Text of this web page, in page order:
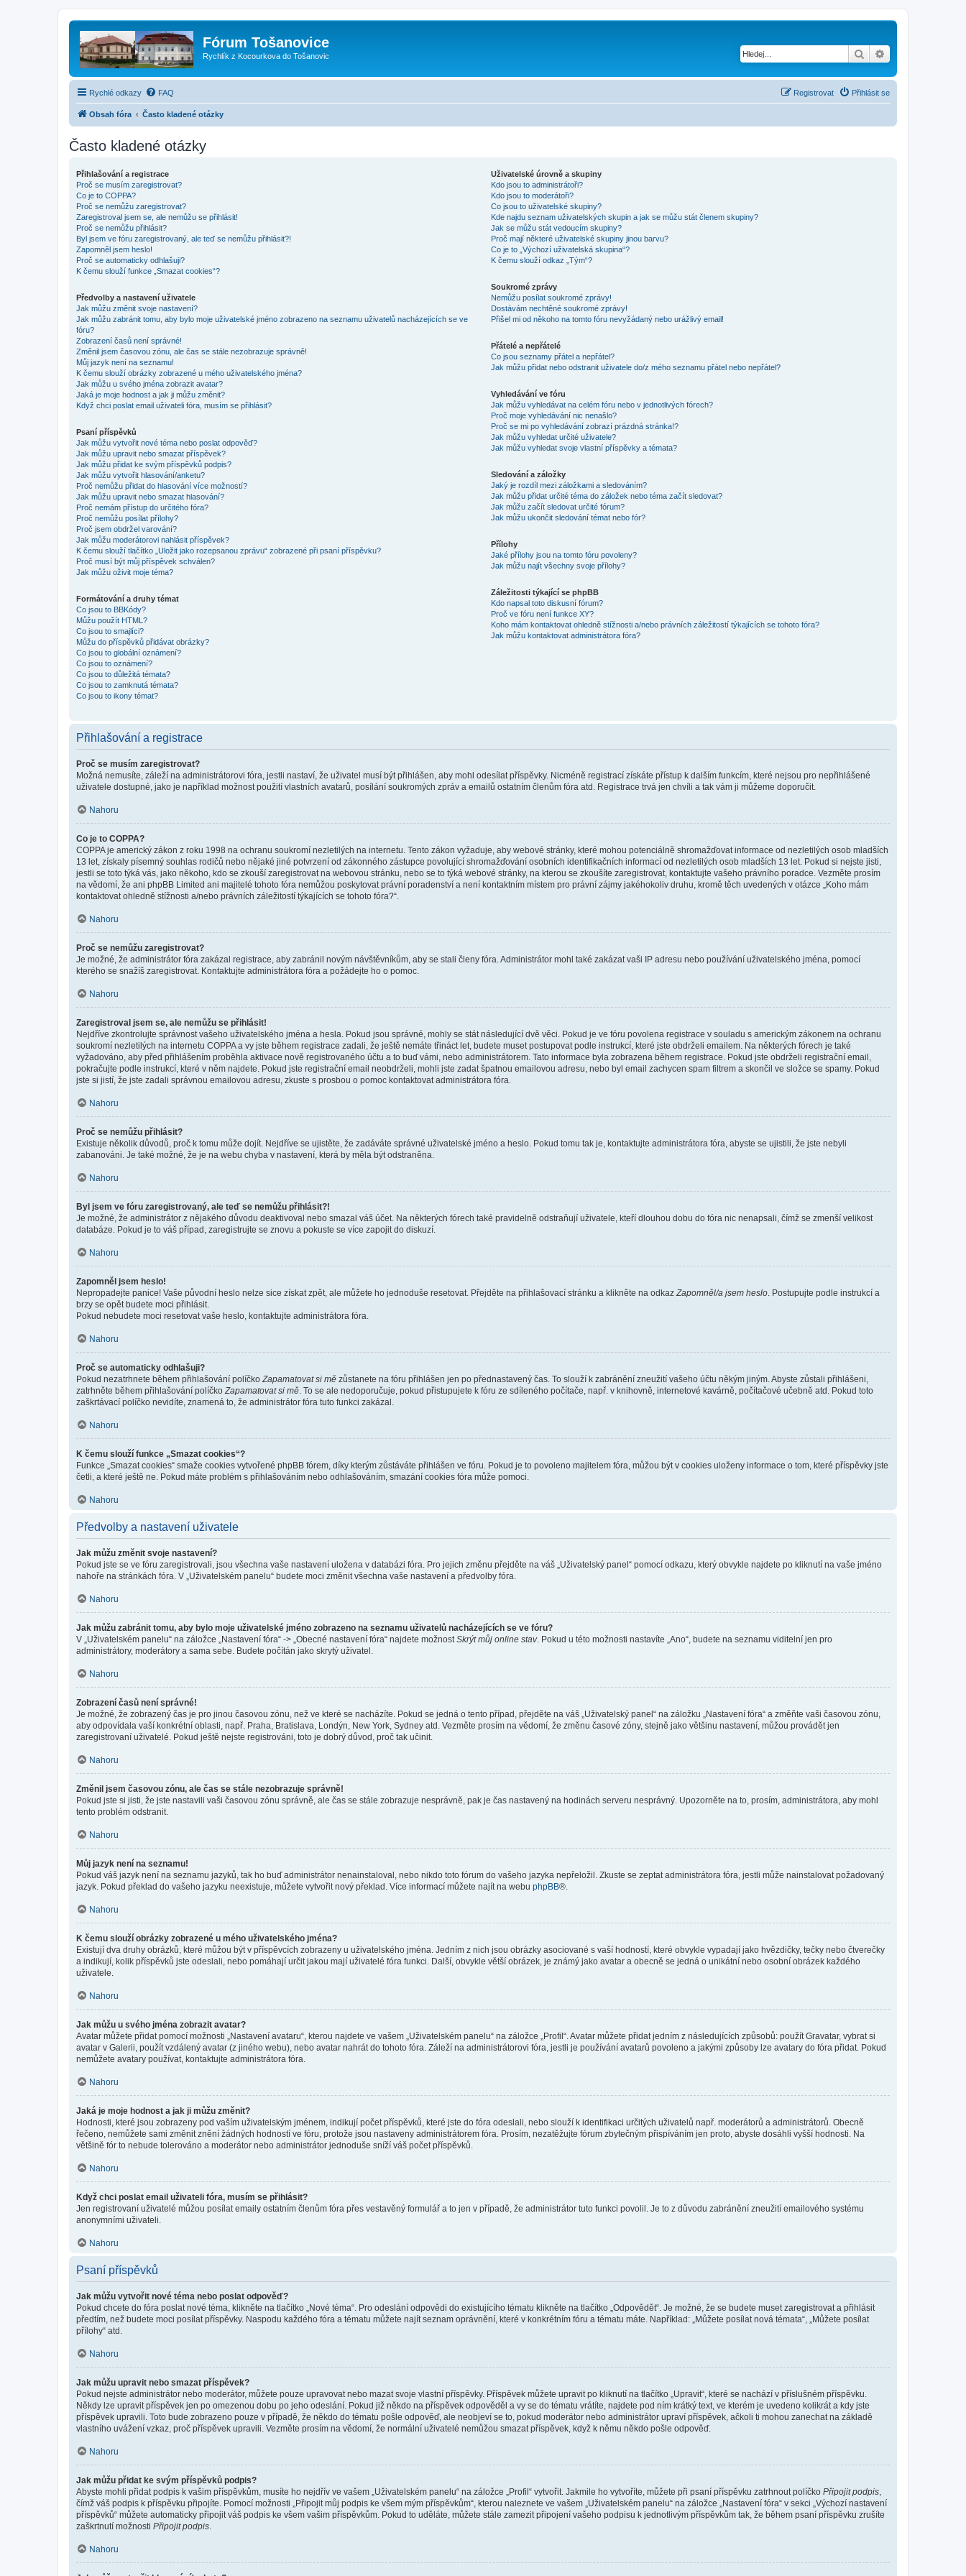
Fórum Tošanovice
Rychlík z Kocourkova do Tošanovic Hledat
Rychlé odkazy FAQ Přihlásit se
Registrovat
Obsah fóra Často kladené otázky
Často kladené otázky
Přihlašování a registrace
Proč se musím zaregistrovat?
Co je to COPPA?
Proč se nemůžu zaregistrovat?
Zaregistroval jsem se, ale nemůžu se přihlásit!
Proč se nemůžu přihlásit?
Byl jsem ve fóru zaregistrovaný, ale teď se nemůžu přihlásit?!
Zapomněl jsem heslo!
Proč se automaticky odhlašuji?
K čemu slouží funkce „Smazat cookies“?
Předvolby a nastavení uživatele
Jak můžu změnit svoje nastavení?
Jak můžu zabránit tomu, aby bylo moje uživatelské jméno zobrazeno na seznamu uživatelů nacházejících se ve
fóru?
Zobrazení časů není správné!
Změnil jsem časovou zónu, ale čas se stále nezobrazuje správně!
Můj jazyk není na seznamu!
K čemu slouží obrázky zobrazené u mého uživatelského jména?
Jak můžu u svého jména zobrazit avatar?
Jaká je moje hodnost a jak ji můžu změnit?
Když chci poslat email uživateli fóra, musím se přihlásit?
Psaní příspěvků
Jak můžu vytvořit nové téma nebo poslat odpověď?
Jak můžu upravit nebo smazat příspěvek?
Jak můžu přidat ke svým příspěvků podpis?
Jak můžu vytvořit hlasování/anketu?
Proč nemůžu přidat do hlasování více možností?
Jak můžu upravit nebo smazat hlasování?
Proč nemám přístup do určitého fóra?
Proč nemůžu posílat přílohy?
Proč jsem obdržel varování?
Jak můžu moderátorovi nahlásit příspěvek?
K čemu slouží tlačítko „Uložit jako rozepsanou zprávu“ zobrazené při psaní příspěvku?
Proč musí být můj příspěvek schválen?
Jak můžu oživit moje téma?
Formátování a druhy témat
Co jsou to BBKódy?
Můžu použít HTML?
Co jsou to smajlíci?
Můžu do příspěvků přidávat obrázky?
Co jsou to globální oznámení?
Co jsou to oznámení?
Co jsou to důležitá témata?
Co jsou to zamknutá témata?
Co jsou to ikony témat?
Uživatelské úrovně a skupiny
Kdo jsou to administrátoři?
Kdo jsou to moderátoři?
Co jsou to uživatelské skupiny?
Kde najdu seznam uživatelských skupin a jak se můžu stát členem skupiny?
Jak se můžu stát vedoucím skupiny?
Proč mají některé uživatelské skupiny jinou barvu?
Co je to „Výchozí uživatelská skupina“?
K čemu slouží odkaz „Tým“?
Soukromé zprávy
Nemůžu posílat soukromé zprávy!
Dostávám nechtěné soukromé zprávy!
Přišel mi od někoho na tomto fóru nevyžádaný nebo urážlivý email!
Přátelé a nepřátelé
Co jsou seznamy přátel a nepřátel?
Jak můžu přidat nebo odstranit uživatele do/z mého seznamu přátel nebo nepřátel?
Vyhledávání ve fóru
Jak můžu vyhledávat na celém fóru nebo v jednotlivých fórech?
Proč moje vyhledávání nic nenašlo?
Proč se mi po vyhledávání zobrazí prázdná stránka!?
Jak můžu vyhledat určité uživatele?
Jak můžu vyhledat svoje vlastní příspěvky a témata?
Sledování a záložky
Jaký je rozdíl mezi záložkami a sledováním?
Jak můžu přidat určité téma do záložek nebo téma začít sledovat?
Jak můžu začít sledovat určité fórum?
Jak můžu ukončit sledování témat nebo fór?
Přílohy
Jaké přílohy jsou na tomto fóru povoleny?
Jak můžu najít všechny svoje přílohy?
Záležitosti týkající se phpBB
Kdo napsal toto diskusní fórum?
Proč ve fóru není funkce XY?
Koho mám kontaktovat ohledně stížnosti a/nebo právních záležitostí týkajících se tohoto fóra?
Jak můžu kontaktovat administrátora fóra?
Přihlašování a registrace
Proč se musím zaregistrovat?
Možná nemusíte, záleží na administrátorovi fóra, jestli nastaví, že uživatel musí být přihlášen, aby mohl odesílat příspěvky. Nicméně registrací získáte přístup k dalším funkcím, které nejsou pro nepřihlášené
uživatele dostupné, jako je například možnost použití vlastních avatarů, posílání soukromých zpráv a emailů ostatním členům fóra atd. Registrace trvá jen chvíli a tak vám ji můžeme doporučit.
Nahoru
Co je to COPPA?
COPPA je americký zákon z roku 1998 na ochranu soukromí nezletilých na internetu. Tento zákon vyžaduje, aby webové stránky, které mohou potenciálně shromažďovat informace od nezletilých osob mladších
13 let, získaly písemný souhlas rodičů nebo nějaké jiné potvrzení od zákonného zástupce povolující shromažďování osobních identifikačních informací od nezletilých osob mladších 13 let. Pokud si nejste jisti,
jestli se toto týká vás, jako někoho, kdo se zkouší zaregistrovat na webovou stránku, nebo se to týká webové stránky, na kterou se zkoušíte zaregistrovat, kontaktujte vašeho právního poradce. Vezměte prosím
na vědomí, že ani phpBB Limited ani majitelé tohoto fóra nemůžou poskytovat právní poradenství a není kontaktním místem pro právní zájmy jakéhokoliv druhu, kromě těch uvedených v otázce „Koho mám
kontaktovat ohledně stížnosti a/nebo právních záležitostí týkajících se tohoto fóra?“.
Nahoru
Proč se nemůžu zaregistrovat?
Je možné, že administrátor fóra zakázal registrace, aby zabránil novým návštěvníkům, aby se stali členy fóra. Administrátor mohl také zakázat vaši IP adresu nebo používání uživatelského jména, pomocí
kterého se snažíš zaregistrovat. Kontaktujte administrátora fóra a požádejte ho o pomoc.
Nahoru
Zaregistroval jsem se, ale nemůžu se přihlásit!
Nejdříve zkontrolujte správnost vašeho uživatelského jména a hesla. Pokud jsou správné, mohly se stát následující dvě věci. Pokud je ve fóru povolena registrace v souladu s americkým zákonem na ochranu
soukromí nezletilých na internetu COPPA a vy jste během registrace zadali, že ještě nemáte třináct let, budete muset postupovat podle instrukcí, které jste obdrželi emailem. Na některých fórech je také
vyžadováno, aby před přihlášením proběhla aktivace nově registrovaného účtu a to buď vámi, nebo administrátorem. Tato informace byla zobrazena během registrace. Pokud jste obdrželi registrační email,
pokračujte podle instrukcí, které v něm najdete. Pokud jste registrační email neobdrželi, mohli jste zadat špatnou emailovou adresu, nebo byl email zachycen spam filtrem a skončil ve složce se spamy. Pokud
jste si jistí, že jste zadali správnou emailovou adresu, zkuste s prosbou o pomoc kontaktovat administrátora fóra.
Nahoru
Proč se nemůžu přihlásit?
Existuje několik důvodů, proč k tomu může dojít. Nejdříve se ujistěte, že zadáváte správné uživatelské jméno a heslo. Pokud tomu tak je, kontaktujte administrátora fóra, abyste se ujistili, že jste nebyli
zabanováni. Je také možné, že je na webu chyba v nastavení, která by měla být odstraněna.
Nahoru
Byl jsem ve fóru zaregistrovaný, ale teď se nemůžu přihlásit?!
Je možné, že administrátor z nějakého důvodu deaktivoval nebo smazal váš účet. Na některých fórech také pravidelně odstraňují uživatele, kteří dlouhou dobu do fóra nic nenapsali, čímž se zmenší velikost
databáze. Pokud je to váš případ, zaregistrujte se znovu a pokuste se více zapojit do diskuzí.
Nahoru
Zapomněl jsem heslo!
Nepropadejte panice! Vaše původní heslo nelze sice získat zpět, ale můžete ho jednoduše resetovat. Přejděte na přihlašovací stránku a klikněte na odkaz Zapomněl/a jsem heslo . Postupujte podle instrukcí a
brzy se opět budete moci přihlásit.
Pokud nebudete moci resetovat vaše heslo, kontaktujte administrátora fóra.
Nahoru
Proč se automaticky odhlašuji?
Pokud nezatrhnete během přihlašování políčko Zapamatovat si mě zůstanete na fóru přihlášen jen po přednastavený čas. To slouží k zabránění zneužití vašeho účtu někým jiným. Abyste zůstali přihlášeni,
zatrhněte během přihlašování políčko Zapamatovat si mě . To se ale nedoporučuje, pokud přistupujete k fóru ze sdíleného počítače, např. v knihovně, internetové kavárně, počítačové učebně atd. Pokud toto
zaškrtávací políčko nevidíte, znamená to, že administrátor fóra tuto funkci zakázal.
Nahoru
K čemu slouží funkce „Smazat cookies“?
Funkce „Smazat cookies“ smaže cookies vytvořené phpBB fórem, díky kterým zůstáváte přihlášen ve fóru. Pokud je to povoleno majitelem fóra, můžou být v cookies uloženy informace o tom, které příspěvky jste
četli, a které ještě ne. Pokud máte problém s přihlašováním nebo odhlašováním, smazání cookies fóra může pomoci.
Nahoru
Předvolby a nastavení uživatele
Jak můžu změnit svoje nastavení?
Pokud jste se ve fóru zaregistrovali, jsou všechna vaše nastavení uložena v databázi fóra. Pro jejich změnu přejděte na váš „Uživatelský panel“ pomocí odkazu, který obvykle najdete po kliknutí na vaše jméno
nahoře na stránkách fóra. V „Uživatelském panelu“ budete moci změnit všechna vaše nastavení a předvolby fóra.
Nahoru
Jak můžu zabránit tomu, aby bylo moje uživatelské jméno zobrazeno na seznamu uživatelů nacházejících se ve fóru?
V „Uživatelském panelu“ na záložce „Nastavení fóra“ -> „Obecné nastavení fóra“ najdete možnost Skrýt můj online stav. Pokud u této možnosti nastavíte „Ano“, budete na seznamu viditelní jen pro
administrátory, moderátory a sama sebe. Budete počítán jako skrytý uživatel.
Nahoru
Zobrazení časů není správné!
Je možné, že zobrazený čas je pro jinou časovou zónu, než ve které se nacházíte. Pokud se jedná o tento případ, přejděte na váš „Uživatelský panel“ na záložku „Nastavení fóra“ a změňte vaši časovou zónu,
aby odpovídala vaší konkrétní oblasti, např. Praha, Bratislava, Londýn, New York, Sydney atd. Vezměte prosím na vědomí, že změnu časové zóny, stejně jako většinu nastavení, můžou provádět jen
zaregistrovaní uživatelé. Pokud ještě nejste registrováni, toto je dobrý důvod, proč tak učinit.
Nahoru
Změnil jsem časovou zónu, ale čas se stále nezobrazuje správně!
Pokud jste si jisti, že jste nastavili vaši časovou zónu správně, ale čas se stále zobrazuje nesprávně, pak je čas nastavený na hodinách serveru nesprávný. Upozorněte na to, prosím, administrátora, aby mohl
tento problém odstranit.
Nahoru
Můj jazyk není na seznamu!
Pokud váš jazyk není na seznamu jazyků, tak ho buď administrátor nenainstaloval, nebo nikdo toto fórum do vašeho jazyka nepřeložil. Zkuste se zeptat administrátora fóra, jestli může nainstalovat požadovaný
jazyk. Pokud překlad do vašeho jazyku neexistuje, můžete vytvořit nový překlad. Více informací můžete najít na webu phpBB®.
Nahoru
K čemu slouží obrázky zobrazené u mého uživatelského jména?
Existují dva druhy obrázků, které můžou být v příspěvcích zobrazeny u uživatelského jména. Jedním z nich jsou obrázky asociované s vaší hodností, které obvykle vypadají jako hvězdičky, tečky nebo čtverečky
a indikují, kolik příspěvků jste odeslali, nebo pomáhají určit jakou mají uživatelé fóra funkci. Další, obvykle větší obrázek, je známý jako avatar a obecně se jedná o unikátní nebo osobní obrázek každého
uživatele.
Nahoru
Jak můžu u svého jména zobrazit avatar?
Avatar můžete přidat pomocí možnosti „Nastavení avataru“, kterou najdete ve vašem „Uživatelském panelu“ na záložce „Profil“. Avatar můžete přidat jedním z následujících způsobů: použít Gravatar, vybrat si
avatar v Galerii, použít vzdálený avatar (z jiného webu), nebo avatar nahrát do tohoto fóra. Záleží na administrátorovi fóra, jestli je používání avatarů povoleno a jakými způsoby lze avatary do fóra přidat. Pokud
nemůžete avatary používat, kontaktujte administrátora fóra.
Nahoru
Jaká je moje hodnost a jak ji můžu změnit?
Hodnosti, které jsou zobrazeny pod vaším uživatelským jménem, indikují počet příspěvků, které jste do fóra odeslali, nebo slouží k identifikaci určitých uživatelů např. moderátorů a administrátorů. Obecně
řečeno, nemůžete sami změnit znění žádných hodností ve fóru, protože jsou nastaveny administrátorem fóra. Prosím, nezatěžujte fórum zbytečným přispíváním jen proto, abyste dosáhli vyšší hodnosti. Na
většině fór to nebude tolerováno a moderátor nebo administrátor jednoduše sníží váš počet příspěvků.
Nahoru
Když chci poslat email uživateli fóra, musím se přihlásit?
Jen registrovaní uživatelé můžou posílat emaily ostatním členům fóra přes vestavěný formulář a to jen v případě, že administrátor tuto funkci povolil. Je to z důvodu zabránění zneužití emailového systému
anonymními uživateli.
Nahoru
Psaní příspěvků
Jak můžu vytvořit nové téma nebo poslat odpověď?
Pokud chcete do fóra poslat nové téma, klikněte na tlačítko „Nové téma“. Pro odeslání odpovědi do existujícího tématu klikněte na tlačítko „Odpovědět“. Je možné, že se budete muset zaregistrovat a přihlásit
předtím, než budete moci posílat příspěvky. Naspodu každého fóra a tématu můžete najít seznam oprávnění, které v konkrétním fóru a tématu máte. Například: „Můžete posílat nová témata“, „Můžete posílat
přílohy“ atd.
Nahoru
Jak můžu upravit nebo smazat příspěvek?
Pokud nejste administrátor nebo moderátor, můžete pouze upravovat nebo mazat svoje vlastní příspěvky. Příspěvek můžete upravit po kliknutí na tlačítko „Upravit“, které se nachází v příslušném příspěvku.
Někdy lze upravit příspěvek jen po omezenou dobu po jeho odeslání. Pokud již někdo na příspěvek odpověděl a vy se do tématu vrátíte, najdete pod ním krátký text, ve kterém je uvedeno kolikrát a kdy jste
příspěvek upravili. Toto bude zobrazeno pouze v případě, že někdo do tématu pošle odpověď, ale neobjeví se to, pokud moderátor nebo administrátor upraví příspěvek, ačkoli ti mohou zanechat na základě
vlastního uvážení vzkaz, proč příspěvek upravili. Vezměte prosím na vědomí, že normální uživatelé nemůžou smazat příspěvek, když k němu někdo pošle odpověď.
Nahoru
Jak můžu přidat ke svým příspěvků podpis?
Abyste mohli přidat podpis k vašim příspěvkům, musíte ho nejdřív ve vašem „Uživatelském panelu“ na záložce „Profil“ vytvořit. Jakmile ho vytvoříte, můžete při psaní příspěvku zatrhnout políčko Připojit podpis
čímž váš podpis k příspěvku připojíte. Pomocí možnosti „Připojit můj podpis ke všem mým příspěvkům“, kterou naleznete ve vašem „Uživatelském panelu“ na záložce „Nastavení fóra“ v sekci „Výchozí nastavení
příspěvků“ můžete automaticky připojit váš podpis ke všem vašim příspěvkům. Pokud to uděláte, můžete stále zamezit připojení vašeho podpisu k jednotlivým příspěvkům tak, že během psaní příspěvku zrušíte
zaškrtnutí možnosti Připojit podpis
Nahoru